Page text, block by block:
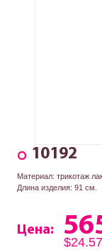
10192
Материал: трикотаж
Длина изделия: 91 см.
Цена:
$24.57